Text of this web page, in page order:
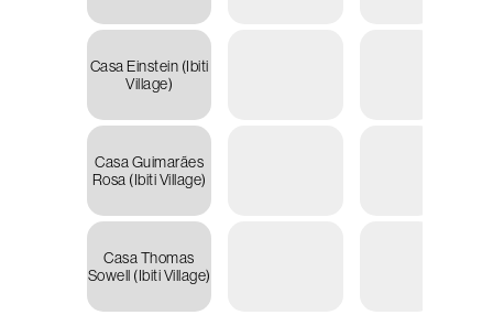
Casa Einstein (Ibiti
Village)
Casa Guimarães
Rosa (Ibiti Village)
Casa Thomas
Sowell (Ibiti Village)